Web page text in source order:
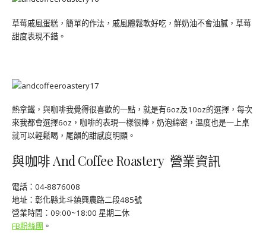
草莓戚風蛋糕，簡單的作法，戚風體鬆軟好吃，鮮奶油不會油膩，草莓
甜度表現不錯。
熱拿鐵，與咖啡我覺得很喜歡的一點，就是有6oz及10oz的選擇，每次
來我都會選擇6oz，咖啡的表現一樣很棒，奶泡綿密，溫度也是一上桌
就可以輕鬆喝，尾韻的甜感度明顯。
與咖啡 And Coffee Roastery 營業資訊
電話：04-8876008
地址：彰化縣北斗鎮興農路二段485號
營業時間：09:00~18:00 星期二休
FB粉絲團 。